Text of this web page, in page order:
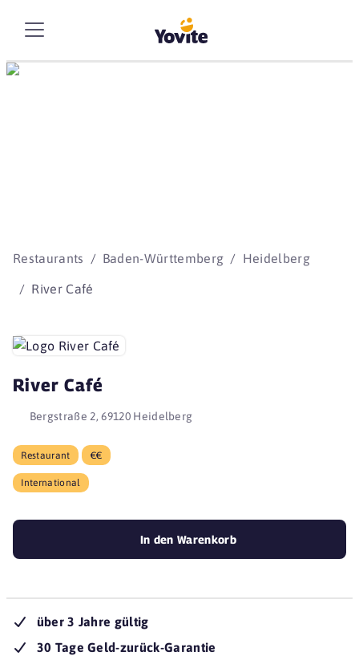
Restaurants Baden-Württemberg Heidelberg
River Café
River Café
Bergstraße 2, 69120 Heidelberg
Restaurant €€
International
In den Warenkorb
über 3 Jahre gültig
30 Tage Geld-zurück-Garantie